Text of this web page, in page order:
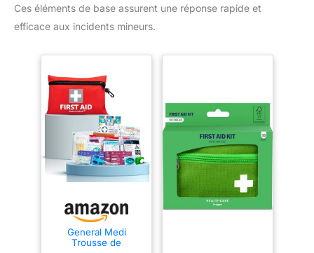
Ces éléments de base assurent une réponse rapide et
efficace aux incidents mineurs.
General Medi
Trousse de